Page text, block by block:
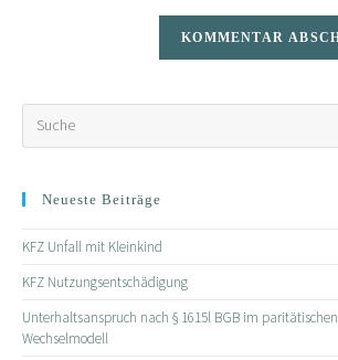
Neueste Beiträge
KFZ Unfall mit Kleinkind
KFZ Nutzungsentschädigung
Unterhaltsanspruch nach § 1615l BGB im paritätischen
Wechselmodell